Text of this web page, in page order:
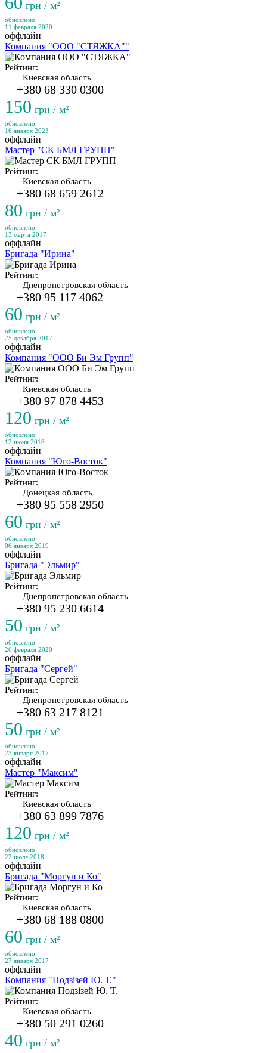
грн / м²
обновлено:
11 февраля 2020
оффлайн
Компания "ООО "СТЯЖКА""
Рейтинг:
Киевская область
+380 68 330 0300
150 грн / м²
обновлено:
16 января 2023
оффлайн
Мастер "СК БМЛ ГРУПП"
Рейтинг:
Киевская область
+380 68 659 2612
80 грн / м²
обновлено:
13 марта 2017
оффлайн
Бригада "Ирина"
Рейтинг:
Днепропетровская область
+380 95 117 4062
60 грн / м²
обновлено:
25 декабря 2017
оффлайн
Компания "ООО Би Эм Групп"
Рейтинг:
Киевская область
+380 97 878 4453
120 грн / м²
обновлено:
12 июня 2018
оффлайн
Компания "Юго-Восток"
Рейтинг:
Донецкая область
+380 95 558 2950
60 грн / м²
обновлено:
06 января 2019
оффлайн
Бригада "Эльмир"
Рейтинг:
Днепропетровская область
+380 95 230 6614
50 грн / м²
обновлено:
26 февраля 2020
оффлайн
Бригада "Сергей"
Рейтинг:
Днепропетровская область
+380 63 217 8121
50 грн / м²
обновлено:
23 января 2017
оффлайн
Мастер "Максим"
Рейтинг:
Киевская область
+380 63 899 7876
120 грн / м²
обновлено:
22 июля 2018
оффлайн
Бригада "Моргун и Ко"
Рейтинг:
Киевская область
+380 68 188 0800
60 грн / м²
обновлено:
27 января 2017
оффлайн
Компания "Подзізей Ю. Т."
Рейтинг:
Киевская область
+380 50 291 0260
40 грн / м²